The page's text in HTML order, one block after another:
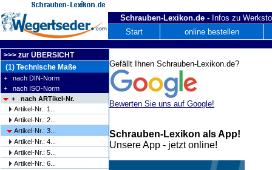
Schrauben-Lexikon.de - Infos zu
Start
online bestellen
>>> zur ÜBERSICHT
(1) Technische Maße
+ nach DIN-Norm
+ nach ISO-Norm
+ nach ARTikel-Nr.
Artikel-Nr.: 1...
Artikel-Nr.: 2...
Artikel-Nr.: 3...
Artikel-Nr.: 4...
Artikel-Nr.: 5...
Artikel-Nr.: 6...
Gefällt Ihnen Schrauben-Lexikon.de?
Bewerten Sie uns auf Google!
Schrauben-Lexikon als App!
Unsere App - jetzt online!